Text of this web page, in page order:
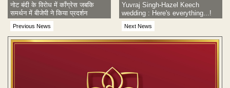
Previous News
नोट बंदी के विरोध में काँग्रेस जबकि
समर्थन में बीजेपी ने किया प्रदर्शन
Next News
Yuvraj Singh-Hazel Keech
wedding : Here's everything...!